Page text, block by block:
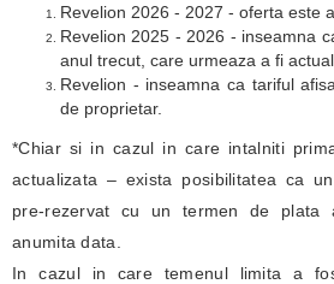
Revelion 2026 - 2027 - oferta este
Revelion 2025 - 2026 - inseamna
anul trecut, care urmeaza a fi
Revelion - inseamna ca tariful
de proprietar.
*Chiar si in cazul in care intalniti
actualizata – exista posibilitatea ca
pre-rezervat cu un termen de
anumita data.
In cazul in care temenul limita a